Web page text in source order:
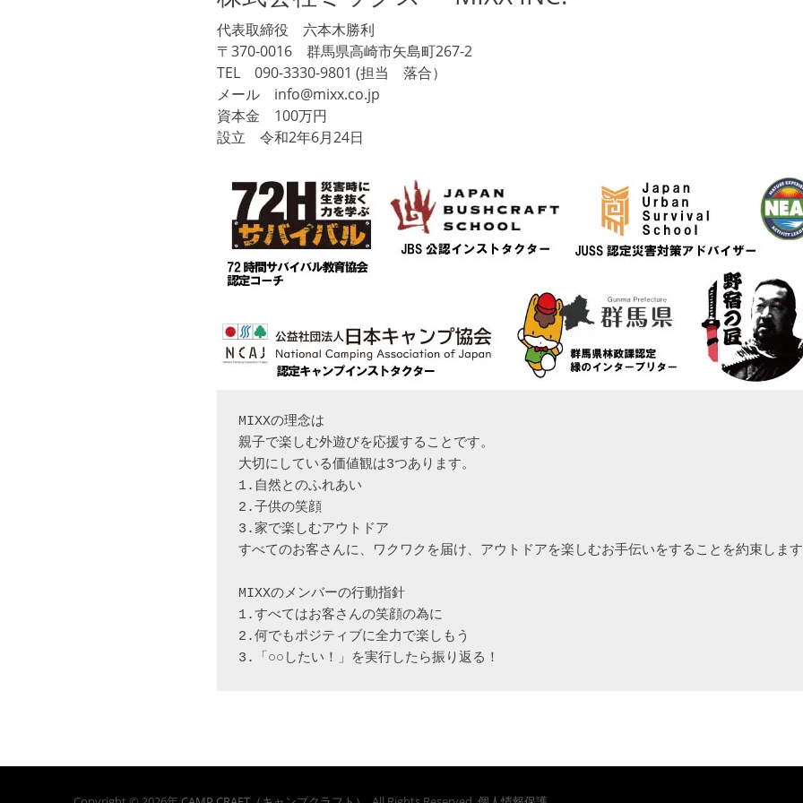
代表取締役 六本木勝利
〒370-0016 群馬県高崎市矢島町267-2
TEL 090-3330-9801 (担当 落合）
メール info@mixx.co.jp
資本金 100万円
設立 令和2年6月24日
MIXXの理念は
親子で楽しむ外遊びを応援することです。
大切にしている価値観は3つあります。
1.自然とのふれあい
2.子供の笑顔
3.家で楽しむアウトドア
すべてのお客さんに、ワクワクを届け、アウトドアを楽しむお手伝いをすることを約束します
MIXXのメンバーの行動指針
1.すべてはお客さんの笑顔の為に
2.何でもポジティブに全力で楽しもう
3.「○○したい！」を実行したら振り返る！